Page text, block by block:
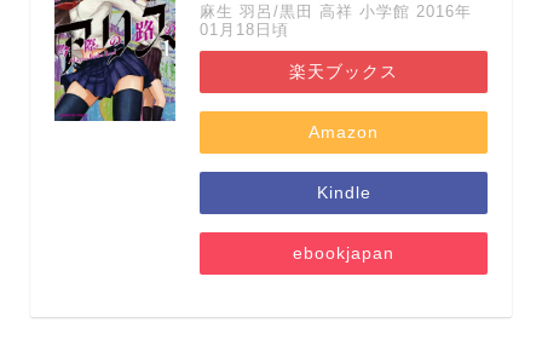
麻生 羽呂/黒田 高祥 小学館 2016年
01月18日頃
楽天ブックス
Amazon
Kindle
ebookjapan